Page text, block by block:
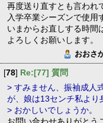
再度送り直すとも言われ
入学卒業シーズンで使用
いまからお直しする時間
よろしくお願いします。
おおさ
[78] Re:[77] 質問
> すみません、振袖成人
が、娘は13センチ私より
> おかしいでしょうか。